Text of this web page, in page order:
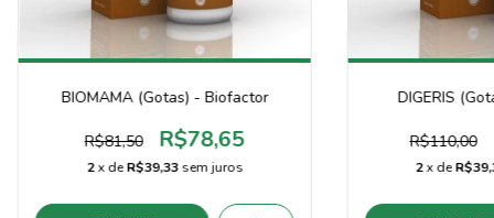
BIOMAMA (Gotas) - Biofactor
R$81,50 R$78,65
2x deR$39,33 sem juros
DIGERIS
R$110,00
2x de